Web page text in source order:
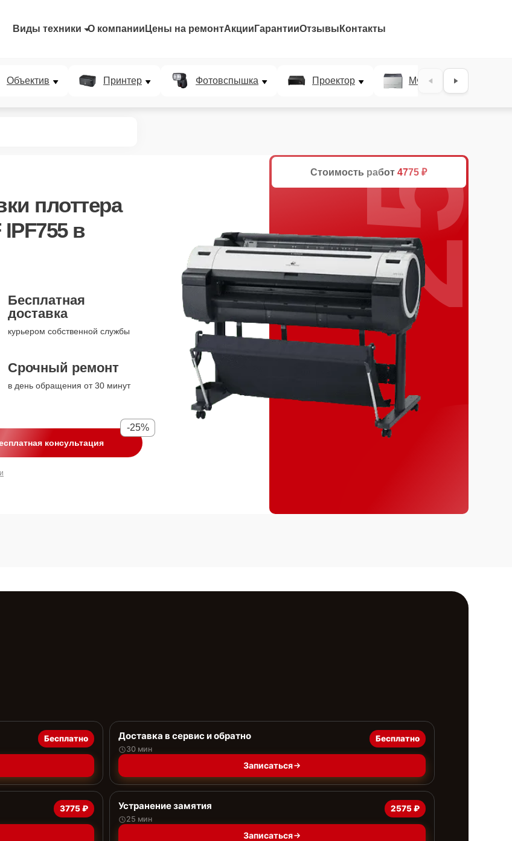
Виды техники О компании Цены на ремонтАкции ГарантииОтзывы Контакты
Объектив Принтер Фотовспышка Проектор МФУ
плоттера
в
Бесплатная
доставка
курьером собственной службы
Срочный ремонт
в день обращения от 30 минут
консультация
-25%
Стоимость работ 4775 ₽
25%
Бесплатно Доставка в сервис и обратно
30 мин
Бесплатно
Записаться
3775 ₽ Устранение замятия
25 мин
2575 ₽
Записаться